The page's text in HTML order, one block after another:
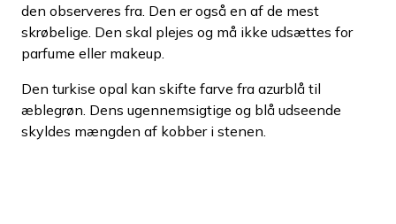
den observeres fra. Den er også en af de mest
skrøbelige. Den skal plejes og må ikke udsættes for
parfume eller makeup.
Den turkise opal kan skifte farve fra azurblå til
æblegrøn. Dens ugennemsigtige og blå udseende
skyldes mængden af kobber i stenen.